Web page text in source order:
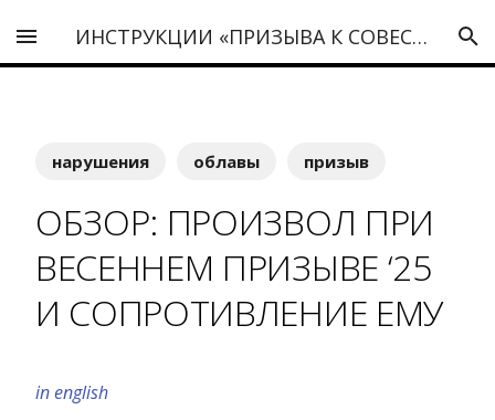
ИНСТРУКЦИИ «ПРИЗЫВА К СОВЕСТИ»
нарушения облавы призыв
ОБЗОР: ПРОИЗВОЛ ПРИ
ВЕСЕННЕМ ПРИЗЫВЕ ‘25
И СОПРОТИВЛЕНИЕ ЕМУ
in english